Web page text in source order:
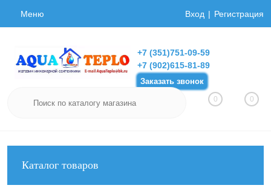
Меню Вход Регистрация
+7 (351)751-09-59
+7 (902)615-81-89
Заказать звонок
0 0
Каталог товаров